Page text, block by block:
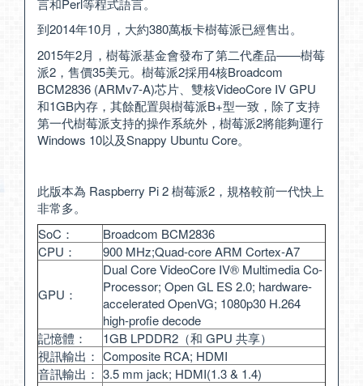
到2014年10月，大約380萬板卡樹莓派已經售出。
2015年2月，樹莓派基金會發布了第二代產品——樹莓
派2，售價35美元。樹莓派2採用4核Broadcom
BCM2836 (ARMv7-A)芯片、雙核VideoCore IV GPU
和1GB內存，其餘配置與樹莓派B+型一致，除了支持
第一代樹莓派支持的操作系統外，樹莓派2將能夠運行
Windows 10以及Snappy Ubuntu Core。
此版本為 Raspberry Pi 2 樹莓派2，規格較前一代快上
非常多。
SoC：
Broadcom BCM2836
CPU：
900 MHz;Quad-core ARM Cortex-A7
GPU：
Dual Core VideoCore IV® Multimedia Co-
Processor; Open GL ES 2.0; hardware-
accelerated OpenVG; 1080p30 H.264
high-profie decode
記憶體：
1GB LPDDR2（和 GPU 共享）
視訊輸出： Composite RCA; HDMI
音訊輸出： 3.5 mm jack; HDMI(1.3 & 1.4)